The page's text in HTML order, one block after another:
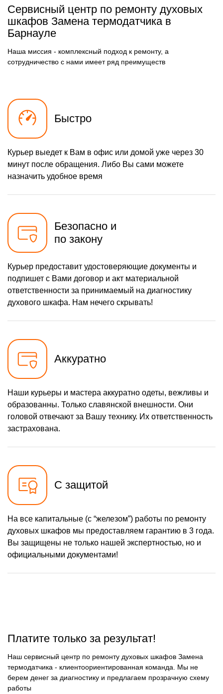
Сервисный центр по ремонту духовых
шкафов Замена термодатчика в
Барнауле
Наша миссия - комплексный подход к ремонту, а
сотрудничество с нами имеет ряд преимуществ
Быстро
Курьер выедет к Вам в офис или домой уже через 30
минут после обращения. Либо Вы сами можете
назначить удобное время
Безопасно и
по закону
Курьер предоставит удостоверяющие документы и
подпишет с Вами договор и акт материальной
ответственности за принимаемый на диагностику
духового шкафа. Нам нечего скрывать!
Аккуратно
Наши курьеры и мастера аккуратно одеты, вежливы и
образованны. Только славянской внешности. Они
головой отвечают за Вашу технику. Их ответственность
застрахована.
С защитой
На все капитальные (с “железом”) работы по ремонту
духовых шкафов мы предоставляем гарантию в 3 года.
Вы защищены не только нашей экспертностью, но и
официальными документами!
Платите только за результат!
Наш сервисный центр по ремонту духовых шкафов Замена
термодатчика - клиентоориентированная команда. Мы не
берем денег за диагностику и предлагаем прозрачную схему
работы